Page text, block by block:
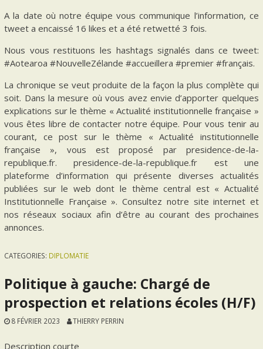
A la date où notre équipe vous communique l’information, ce
tweet a encaissé 16 likes et a été retwetté 3 fois.
Nous vous restituons les hashtags signalés dans ce tweet:
#Aotearoa #NouvelleZélande #accueillera #premier #français.
La chronique se veut produite de la façon la plus complète qui
soit. Dans la mesure où vous avez envie d’apporter quelques
explications sur le thème « Actualité institutionnelle française »
vous êtes libre de contacter notre équipe. Pour vous tenir au
courant, ce post sur le thème « Actualité institutionnelle
française », vous est proposé par presidence-de-la-
republique.fr. presidence-de-la-republique.fr est une
plateforme d’information qui présente diverses actualités
publiées sur le web dont le thème central est « Actualité
Institutionnelle Française ». Consultez notre site internet et
nos réseaux sociaux afin d’être au courant des prochaines
annonces.
CATEGORIES: DIPLOMATIE
Politique à gauche: Chargé de
prospection et relations écoles (H/F)
8 FÉVRIER 2023 THIERRY PERRIN
Description courte